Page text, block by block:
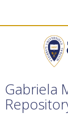
Gabriela